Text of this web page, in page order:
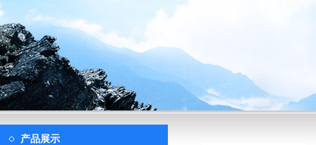
产品展示